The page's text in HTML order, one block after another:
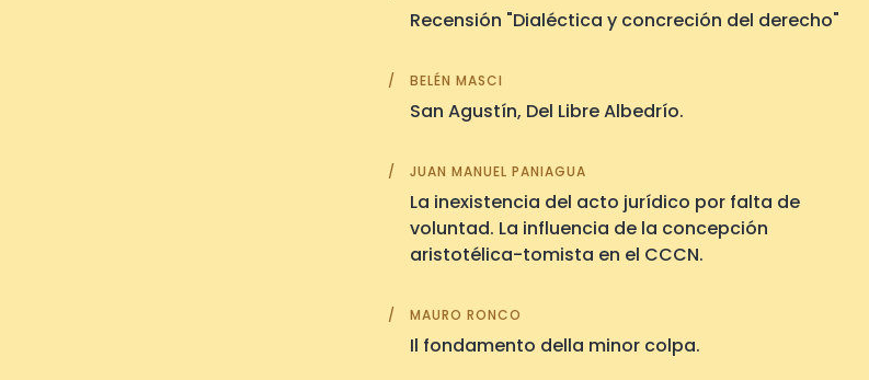
Recensión "Dialéctica y concreción del derecho"
BELÉN MASCI
San Agustín, Del Libre Albedrío.
JUAN MANUEL PANIAGUA
La inexistencia del acto jurídico por falta de
voluntad. La influencia de la concepción
aristotélica-tomista en el CCCN.
MAURO RONCO
Il fondamento della minor colpa.